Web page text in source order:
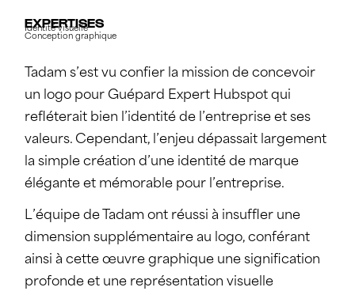
EXPERTISES
Identité visuelle
Conception graphique
Tadam s’est vu confier la mission de concevoir
un logo pour Guépard Expert Hubspot qui
refléterait bien l’identité de l’entreprise et ses
valeurs. Cependant, l’enjeu dépassait largement
la simple création d’une identité de marque
élégante et mémorable pour l’entreprise.
L’équipe de Tadam ont réussi à insuffler une
dimension supplémentaire au logo, conférant
ainsi à cette œuvre graphique une signification
profonde et une représentation visuelle